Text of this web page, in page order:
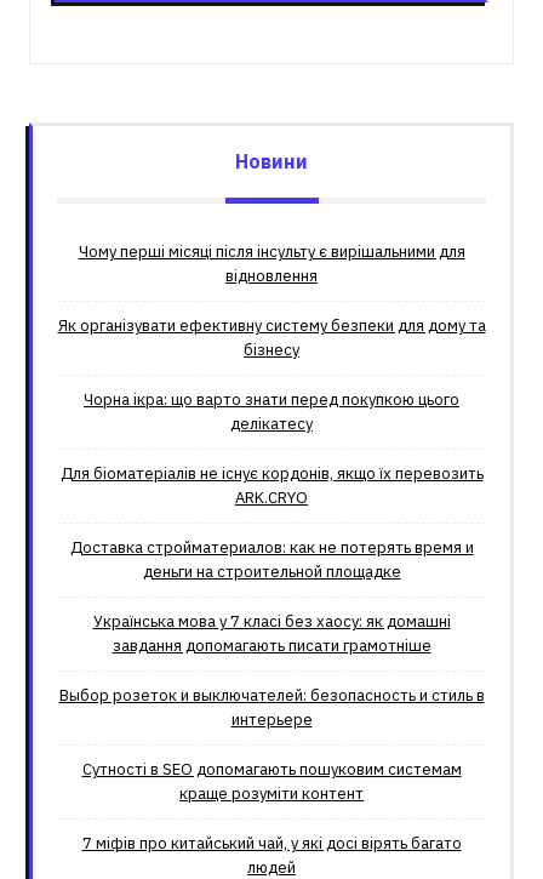
Новини
Чому перші місяці після інсульту є вирішальними для
відновлення
Як організувати ефективну систему безпеки для дому та
бізнесу
Чорна ікра: що варто знати перед покупкою цього
делікатесу
Для біоматеріалів не існує кордонів, якщо їх перевозить
ARK.CRYO
Доставка стройматериалов: как не потерять время и
деньги на строительной площадке
Українська мова у 7 класі без хаосу: як домашні
завдання допомагають писати грамотніше
Выбор розеток и выключателей: безопасность и стиль в
интерьере
Сутності в SEO допомагають пошуковим системам
краще розуміти контент
7 міфів про китайський чай, у які досі вірять багато
людей